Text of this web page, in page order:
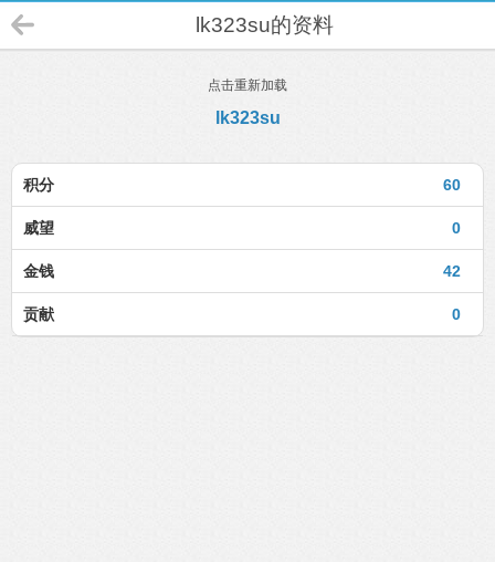
lk323su的资料
点击重新加载
lk323su
60
积分
0
威望
42
金钱
0
贡献